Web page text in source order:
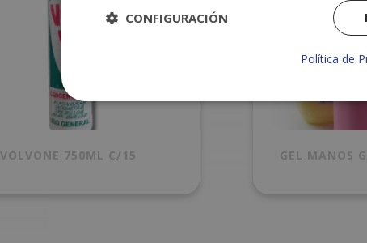
VOLVONE 750ML C/15 GEL MANOS
CONFIGURACIÓN
Política de